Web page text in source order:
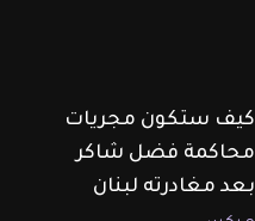
كيف ستكون مجريات
محاكمة فضل شاكر
بعد مغادرته لبنان